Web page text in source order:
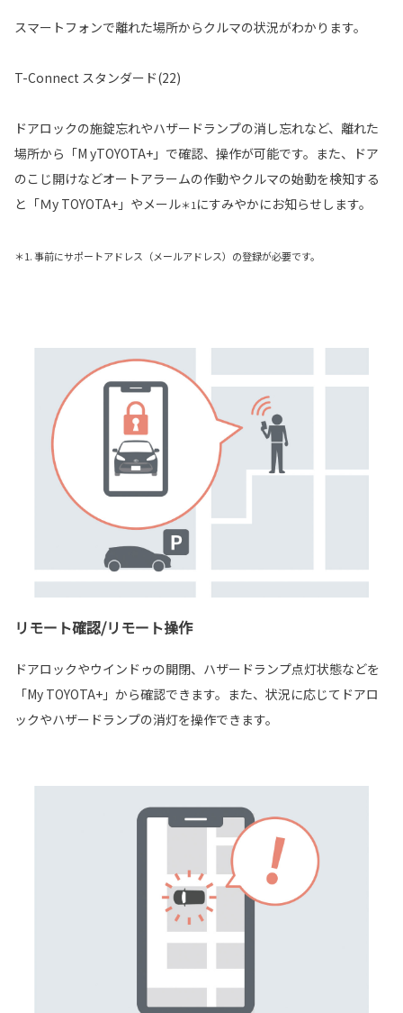
スマートフォンで離れた場所からクルマの状況がわかります。
T-Connect スタンダード(22)
ドアロックの施錠忘れやハザードランプの消し忘れなど、離れた
場所から「M yTOYOTA+」で確認、操作が可能です。また、ドア
のこじ開けなどオートアラームの作動やクルマの始動を検知する
と「Ｍy TOYOTA+」やメール＊1 にすみやかにお知らせします。
＊1. 事前にサポートアドレス（メールアドレス）の登録が必要です。
リモート確認/リモート操作
ドアロックやウインドゥの開閉、ハザードランプ点灯状態などを
「My TOYOTA+」から確認できます。また、状況に応じてドアロ
ックやハザードランプの消灯を操作できます。